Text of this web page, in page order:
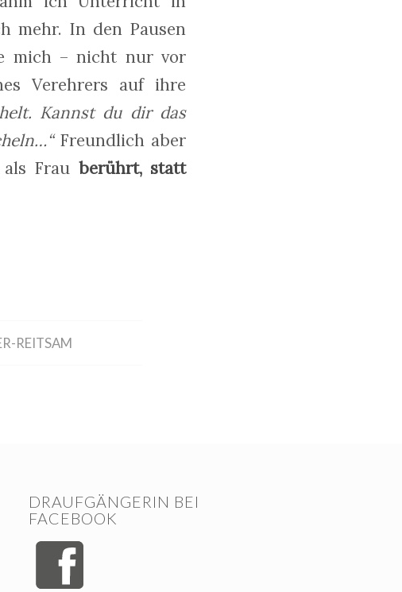
mehr. In den Pausen
mich – nicht nur vor
Verehrers auf ihre
Kannst du dir das
Freundlich aber
Frau berührt, statt
REITSAM
DRAUFGÄNGERIN BEI
FACEBOOK